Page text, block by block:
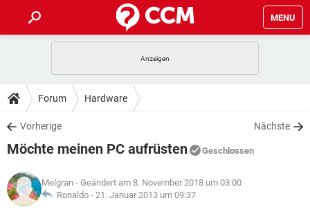
MENU
ANDROID
WINDOWS 10
WHATSAPP TIKTOK
FACEBOOK
TIPPS & TRICKS
SPIELE
WHATSAPP TIKTOK
FACEBOOK
DOWNLOADS
SPIELE STREAMING
ANDROID
WINDOWS 10 INSTAGRAM
SPIELE STREAMING
ANDROID
LEXIKON
Forum Hardware
Vorherige Nächste
Möchte meinen PC aufrüsten Geschlossen
Melgran - Geändert am 8. November 2018 um 03:00
Ronaldo - 21. Januar 2013 um 09:37